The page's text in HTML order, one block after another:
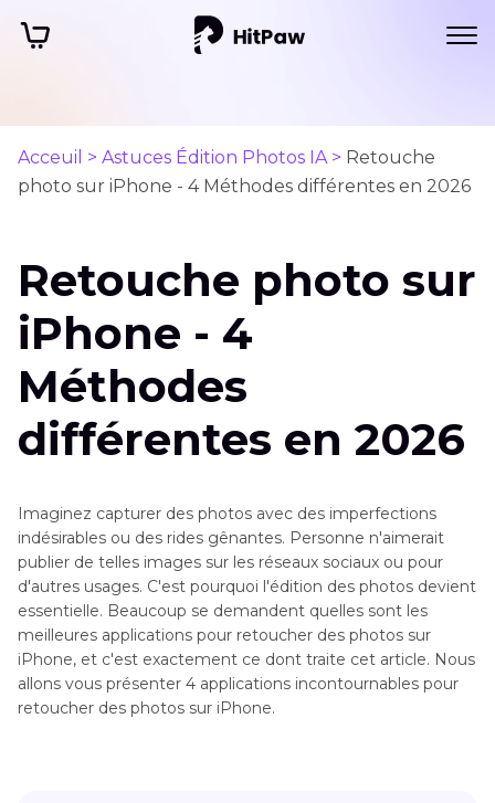
Acceuil > Astuces Édition Photos IA > Retouche
photo sur iPhone - 4 Méthodes différentes en 2026
Retouche photo sur
iPhone - 4
Méthodes
différentes en 2026
Imaginez capturer des photos avec des imperfections
indésirables ou des rides gênantes. Personne n'aimerait
publier de telles images sur les réseaux sociaux ou pour
d'autres usages. C'est pourquoi l'édition des photos devient
essentielle. Beaucoup se demandent quelles sont les
meilleures applications pour retoucher des photos sur
iPhone, et c'est exactement ce dont traite cet article. Nous
allons vous présenter 4 applications incontournables pour
retoucher des photos sur iPhone.